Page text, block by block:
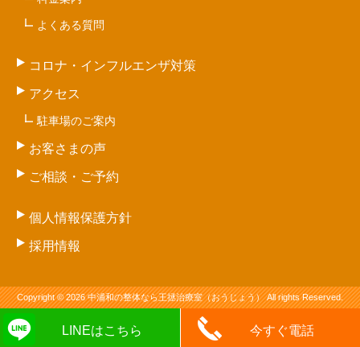
LINEはこちら 今すぐ電話
よくある質問
コロナ・インフルエンザ対策
アクセス
駐車場のご案内
お客さまの声
ご相談・ご予約
個人情報保護方針
採用情報
Copyright © 2026 中浦和の整体なら王拯治療室（おうじょう） All rights Reserved.